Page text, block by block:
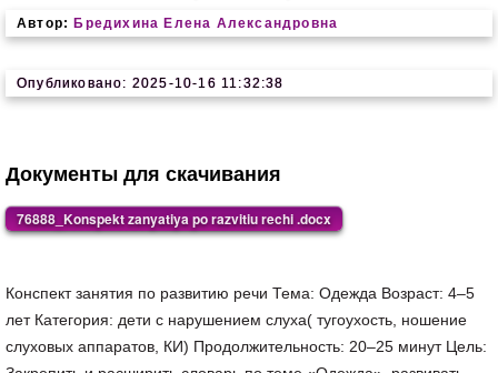
Автор: Бредихина Елена Александровна
Опубликовано: 2025-10-16 11:32:38
Документы для скачивания
76888_Konspekt zanyatiya po razvitiu rechi .docx
Конспект занятия по развитию речи Тема: Одежда Возраст: 4–5
лет Категория: дети с нарушением слуха( тугоухость, ношение
слуховых аппаратов, КИ) Продолжительность: 20–25 минут Цель: